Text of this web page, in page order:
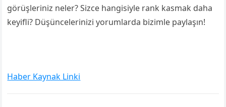
görüşleriniz neler? Sizce hangisiyle rank kasmak daha
keyifli? Düşüncelerinizi yorumlarda bizimle paylaşın!
Haber Kaynak Linki